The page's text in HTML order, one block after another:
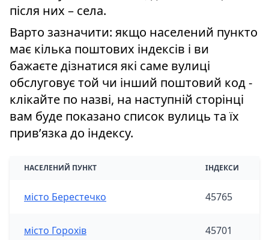
після них – села.
Варто зазначити: якщо населений пункто
має кілька поштових індексів і ви
бажаєте дізнатися які саме вулиці
обслуговує той чи інший поштовий код -
клікайте по назві, на наступній сторінці
вам буде показано список вулиць та їх
привʼязка до індексу.
НАСЕЛЕНИЙ ПУНКТ ІНДЕКСИ
місто Берестечко 45765
місто Горохів 45701